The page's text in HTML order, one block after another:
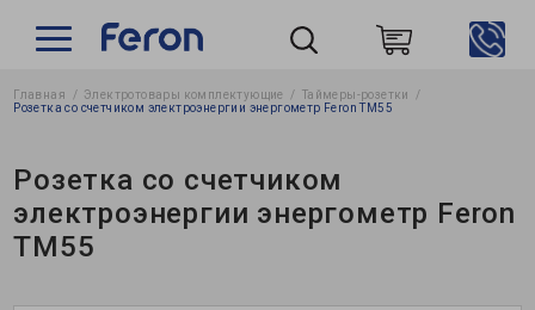
Главная Электротовары комплектующие
Таймеры-розетки
Розетка со счетчиком электроэнергии энергометр Feron TM55
Розетка со счетчиком
электроэнергии энергометр Feron
TM55